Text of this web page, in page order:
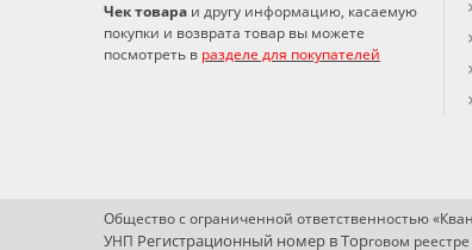
Чек товара и другу информацию, касаемую
покупки и возврата товар вы можете
посмотреть в разделе для покупателей
Общество с ограниченной ответственностью
УНП Регистрационный номер в Торговом